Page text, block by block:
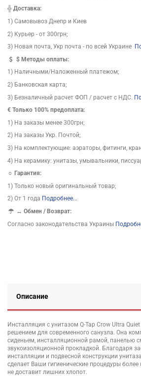
╬ Доставка:
1) Самовывоз Днепр и Киев
2) Курьер - от 300грн;
3) Новая почта, Укр почта - по всей Украине
$Методы оплаты:
1) Наличными/Наложенный платежом;
2) Банковская карта;
3) Безналичный расчет ФОП / расчет с НДС.
€ Только 100% предоплата:
1) На заказы менее 300грн;
2) На заказы Укр. Почтой;
3) На комплектующие: аэраторы, фитинги,
4) На керамику: унитазы, умывальники,
☼ Гарантия:
1) Только новый оригинальный товар;
2) От 1 года Подробнее...
↔Обмен / Возврат:
Согласно законодательства Украины
Описание
Инсталляция с унитазом Q-Tap Crow Ultra
решением для современного санузла. Она
сиденьем, инсталляционной рамой, панелью
звукоизоляционной прокладкой. Благодаря
инсталляции и подвесной конструкции
сделает Ваши гигиенические процедуры
не доставит лишних хлопот.